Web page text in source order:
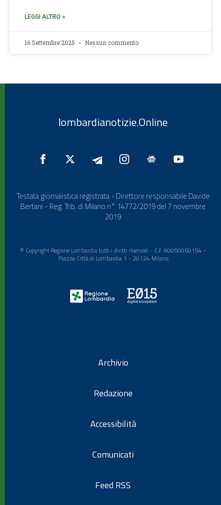
LEGGI ALTRO »
16 Settembre 2025 Nessun commento
lombardianotizie.Online
Testata giornalistica registrata - Direttore responsabile Davide
Bertani - Reg. Trib. di Milano n° 14772/2019 del 7 novembre
2019
© Copyright Regione Lombardia tutti i diritti riservati - C.F. 80050050154 -
Piazza Città di Lombardia 1 - 20124 Milano
Archivio
Redazione
Accessibilità
Comunicati
Feed RSS